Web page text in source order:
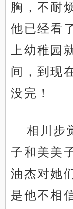
胸，不耐
他已经看
上幼稚园
间，到现
没完！
相川步
子和美美
油杰对她
是他不相